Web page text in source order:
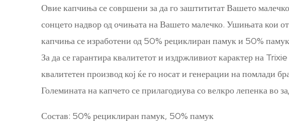
Овие капчиња се совршени за да го заштититат Вашето
сонцето надвор од очињата на Вашето малечко. Ушињата кои
капчиња се изработени од 50% рециклиран памук и 50%
За да се гарантира квалитетот и издржливиот карактер на
квалитетен производ кој ќе го носат и генерации на помлади
Големината на капчето се прилагодиува со велкро лепенка во
Состав: 50% рециклиран памук, 50% памук